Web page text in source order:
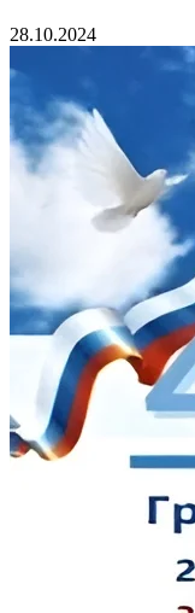
28.10.2024